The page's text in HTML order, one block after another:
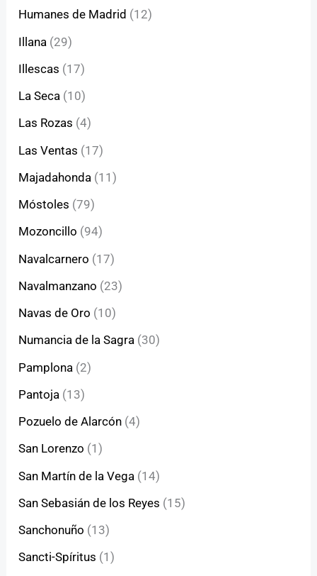
Humanes de Madrid (12)
Illana (29)
Illescas (17)
La Seca (10)
Las Rozas (4)
Las Ventas (17)
Majadahonda (11)
Móstoles (79)
Mozoncillo (94)
Navalcarnero (17)
Navalmanzano (23)
Navas de Oro (10)
Numancia de la Sagra (30)
Pamplona (2)
Pantoja (13)
Pozuelo de Alarcón (4)
San Lorenzo (1)
San Martín de la Vega (14)
San Sebasián de los Reyes (15)
Sanchonuño (13)
Sancti-Spíritus (1)